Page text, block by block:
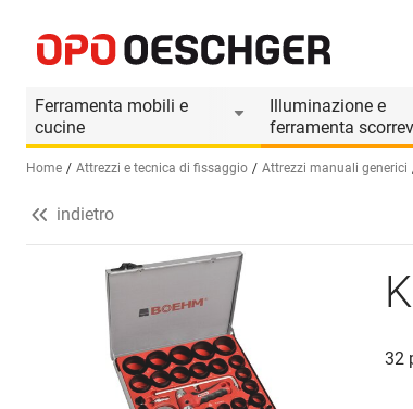
Ferramenta mobili e
cucine
Illuminazione e
ferramenta
Seleziona una lingua (IT)
Home Attrezzi e tecnica di fissaggio Attrezzi manuali generici
Informazioni prodotto
indietro
32